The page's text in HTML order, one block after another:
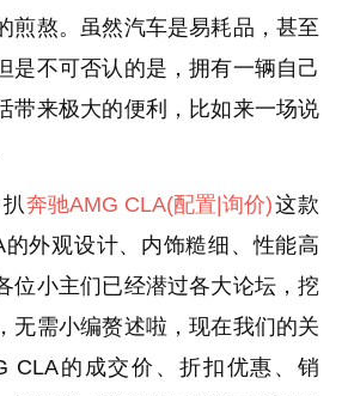
煎熬。虽然汽车是易耗品，甚至
是不可否认的是，拥有一辆自己
带来极大的便利，比如来一场说
奔驰AMG CLA(配置|询价)这款
的外观设计、内饰糙细、性能高
位小主们已经潜过各大论坛，挖
无需小编赘述啦，现在我们的关
CLA的成交价、折扣优惠、销